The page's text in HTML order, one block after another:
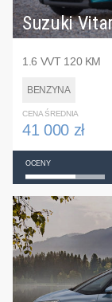
Suzuki
1.6 VVT 120 KM
BENZYNA
CENA ŚREDNIA
41 000 zł
OCENY